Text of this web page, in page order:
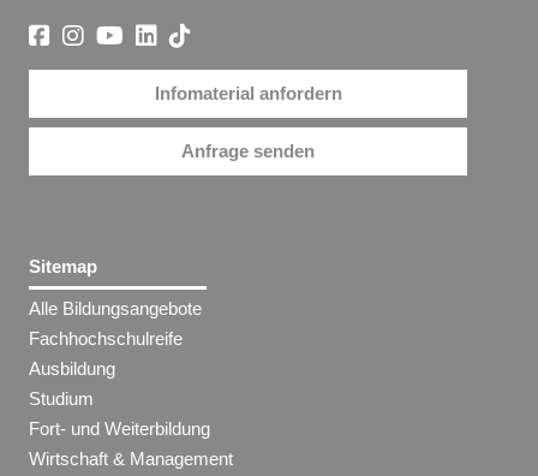
Infomaterial anfordern
Anfrage senden
Sitemap
Alle Bildungsangebote
Fachhochschulreife
Ausbildung
Studium
Fort- und Weiterbildung
Wirtschaft & Management